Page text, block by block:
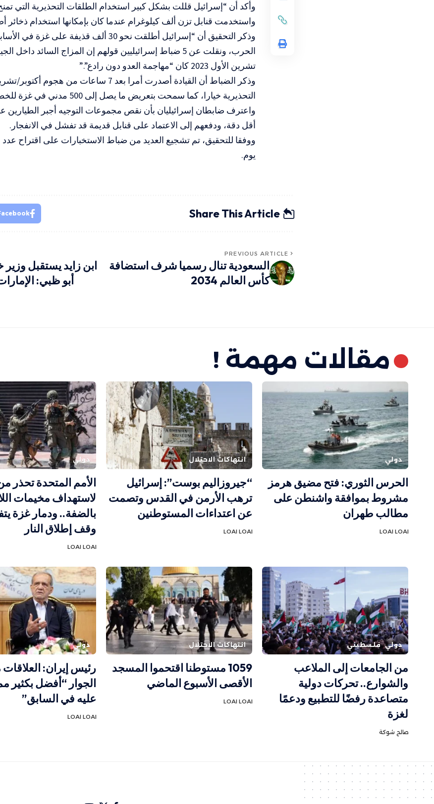
وأكد أن “إسرائيل قللت بشكل كبير استخدام الطلقات التحذيرية التي تمنح
واستخدمت قنابل تزن ألف كيلوغرام عندما كان بإمكانها استخدام ذخائر
وذكر التحقيق أن “إسرائيل أطلقت نحو 30 ألف قذيفة
تشرين الأول 2023 كان “مهاجمة العدو دون رادع”.”
وذكر الضباط أن القيادة أصدرت أمرا بعد 7 ساعات
التحذيرية خيارا، كما سمحت بتعريض ما يصل إلى 500 مدني في غزة للخطر يوميا.
واعترف ضابطان إسرائيليان بأن نقص مجموعات التوجيه أجبر الطيارين
أقل دقة، ودفعهم إلى الاعتماد على قنابل قديمة قد تفشل في الانفجار.
ووفقا للتحقيق، تم تشجيع العديد من ضباط الاستخبارات على اقتراح
يوم.
Share This Article
PREVIOUS ARTICLE
السعودية تنال رسميا شرف استضافة
كأس العالم 2034
ابن زايد يستقبل وزير
أبو ظبي:
مقالات مهمة !
دولي
الحرس الثوري: فتح مضيق هرمز
مشروط بموافقة واشنطن على
مطالب طهران
LOAI LOAI
انتهاكات الاحتلال
“جيروزاليم بوست”: إسرائيل
ترهب الأرمن في القدس وتصمت
عن اعتداءات المستوطنين
LOAI LOAI
دولي
الأمم المتحدة
لاستهداف مخيمات
بالضفة.. ودمار غزة
وقف إطلاق النار
LOAI LOAI
دولي فلسطيني
من الجامعات إلى الملاعب
والشوارع.. تحركات دولية
متصاعدة رفضًا للتطبيع ودعمًا
لغزة
صالح شوكة
انتهاكات الاحتلال
1059 مستوطنا اقتحموا المسجد
الأقصى الأسبوع الماضي
LOAI LOAI
دولي
رئيس إيران:
الجوار “أفضل بكثير
عليه في السابق”
LOAI LOAI